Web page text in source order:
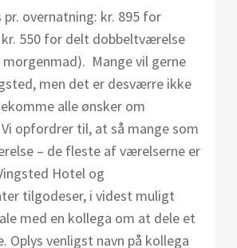
pr. overnatning: kr. 895 for
550 for delt dobbeltværelse
Mange vil gerne
men det er desværre ikke
alle ønsker om
opfordrer til, at så mange som
– de fleste af værelserne er
Hotel og
tilgodeser, i videst muligt
med en kollega om at dele et
Oplys venligst navn på kollega